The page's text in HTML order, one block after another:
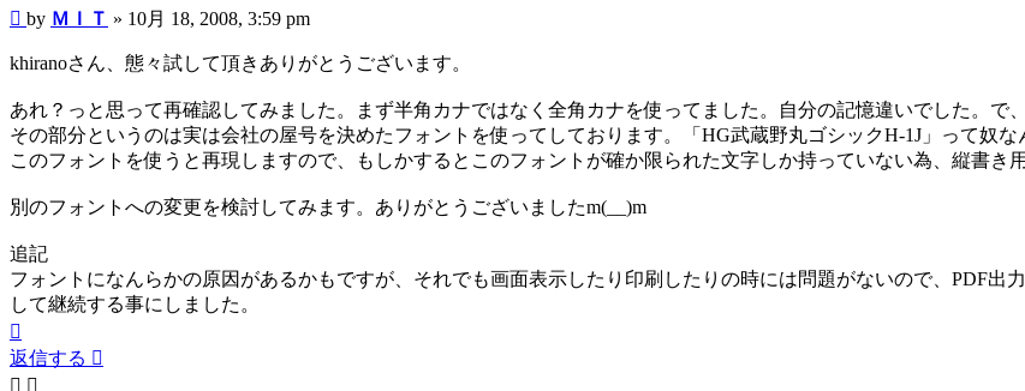
投
記
by ＭＩＴ » 10月 18, 2008, 3:59 pm
khiranoさん、態々試して頂きありがとうございます。
あれ？っと思って再確認してみました。まず半角カナではなく全角カナを使ってました。自分の記憶違いでした。
その部分というのは実は会社の屋号を決めたフォントを使ってしております。「HG武蔵野丸ゴシックH-1J」って奴
このフォントを使うと再現しますので、もしかするとこのフォントが確か限られた文字しか持っていない為、縦書き
別のフォントへの変更を検討してみます。ありがとうございましたm(__)m
追記
フォントになんらかの原因があるかもですが、それでも画面表示したり印刷したりの時には問題がないので、PDF出
して継続する事にしました。
ー
ジ
返信する